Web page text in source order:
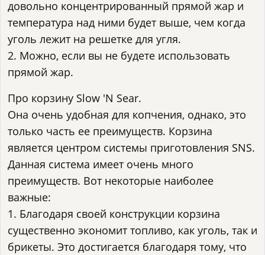
довольно концентрированный прямой жар и
температура над ними будет выше, чем когда
уголь лежит на решетке для угля.
2. Можно, если вы не будете использовать
прямой жар.
Про корзину Slow 'N Sear.
Она очень удобная для копчения, однако, это
только часть ее преимуществ. Корзина
является центром системы приготовления SNS.
Данная система имеет очень много
преимуществ. Вот некоторые наиболее
важные:
1. Благодаря своей конструкции корзина
существенно экономит топливо, как уголь, так и
брикеты. Это достигается благодаря тому, что